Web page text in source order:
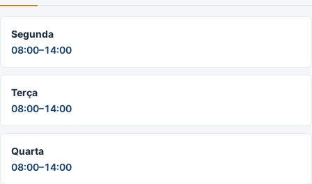
Segunda
08:00–14:00
Terça
08:00–14:00
Quarta
08:00–14:00